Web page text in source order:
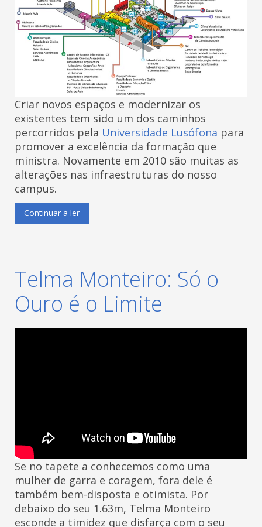
Criar novos espaços e modernizar os
existentes tem sido um dos caminhos
percorridos pela Universidade Lusófona para
promover a excelência da formação que
ministra. Novamente em 2010 são muitas as
alterações nas infraestruturas do nosso
campus.
Continuar a ler
Telma Monteiro: Só o
Ouro é o Limite
Se no tapete a conhecemos como uma
mulher de garra e coragem, fora dele é
também bem-disposta e otimista. Por
debaixo do seu 1.63m, Telma Monteiro
esconde a timidez que disfarça com o seu